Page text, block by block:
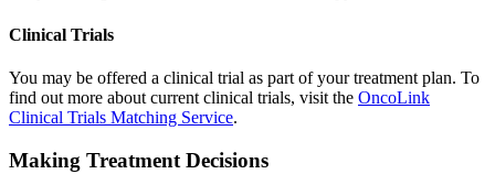
Clinical Trials
You may be offered a clinical trial as part of your treatment plan. To
find out more about current clinical trials, visit the OncoLink
Clinical Trials Matching Service.
Making Treatment Decisions